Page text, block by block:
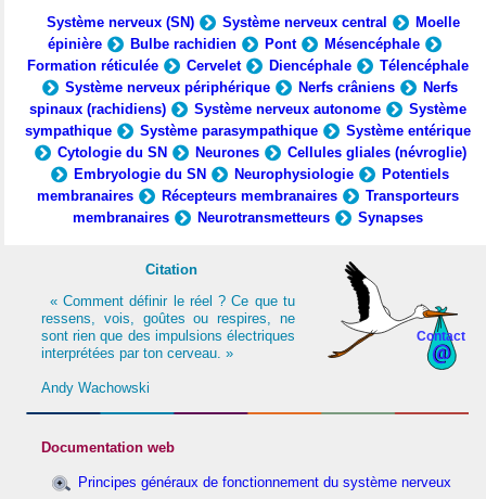
Système nerveux (SN) Système nerveux central
Moelle
épinière
Bulbe rachidien Pont
Mésencéphale
Formation réticulée
Cervelet Diencéphale
Télencéphale
Système nerveux périphérique
Nerfs crâniens
Nerfs
spinaux (rachidiens)
Système nerveux autonome
Système
sympathique
Système parasympathique
Système entérique
Cytologie du SN
Neurones
Cellules gliales (névroglie)
Embryologie du SN
Neurophysiologie
Potentiels
membranaires
Récepteurs membranaires
Transporteurs
membranaires
Neurotransmetteurs Synapses
Contact
Citation
« Comment définir le réel ? Ce que tu
ressens, vois, goûtes ou respires, ne
sont rien que des impulsions électriques
interprétées par ton cerveau. »
Andy Wachowski
Documentation web
Principes généraux de fonctionnement du système nerveux